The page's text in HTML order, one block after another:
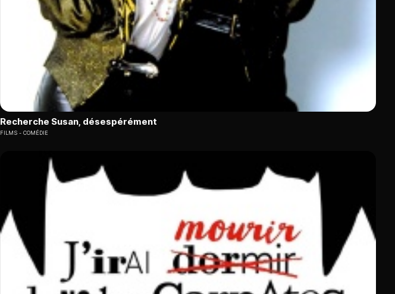
Recherche Susan, désespérément
FILMS COMÉDIE